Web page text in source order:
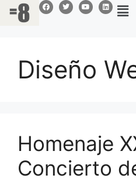
Diseño
Homenaje
Concierto